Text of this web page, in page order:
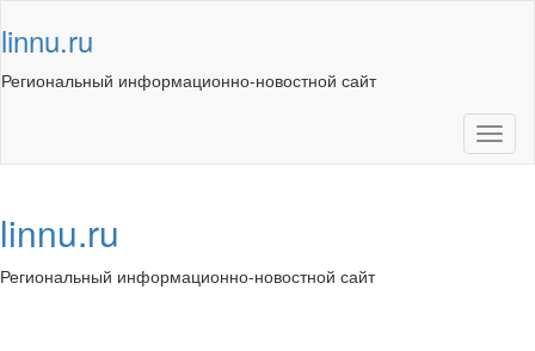
to
content
linnu.ru
Региональный информационно-новостной сайт
linnu.ru
Региональный информационно-новостной сайт